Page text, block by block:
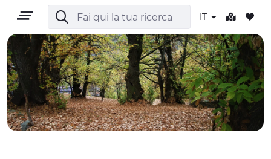
IT
IT